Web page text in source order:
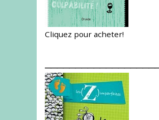
Cliquez pour acheter!